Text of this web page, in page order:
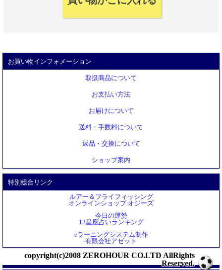
お買い物インフォメーション
取扱商品について
お支払い方法
お届けについて
送料・手数料について
返品・交換について
ショップ案内
特別総合リンク
ルアー＆フライフィッシング
オンラインショップ オジーズ
今日の運勢
12星座占いランキング
eラーニングシステム制作
有限会社アゼット
copyright(c)2008 ZEROHOUR CO.LTD AllRights
Reserved.